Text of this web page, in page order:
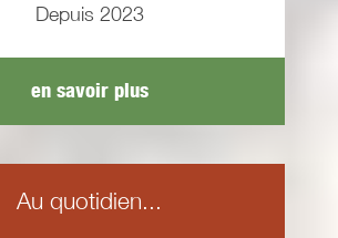
Depuis 2023
en savoir plus
Au quotidien...